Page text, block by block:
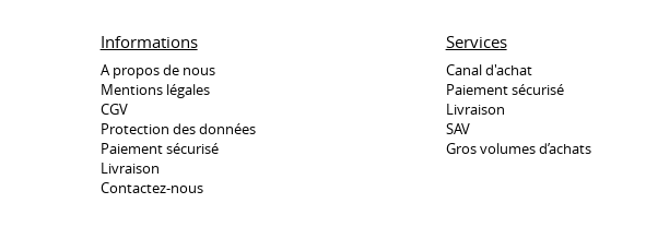
Informations
A propos de nous
Mentions légales
CGV
Protection des données
Paiement sécurisé
Livraison
Contactez-nous
Services
Canal d'achat
Paiement sécurisé
Livraison
SAV
Gros volumes d’achats